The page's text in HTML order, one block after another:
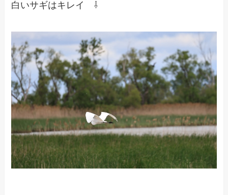
白いサギはキレイ ⇩